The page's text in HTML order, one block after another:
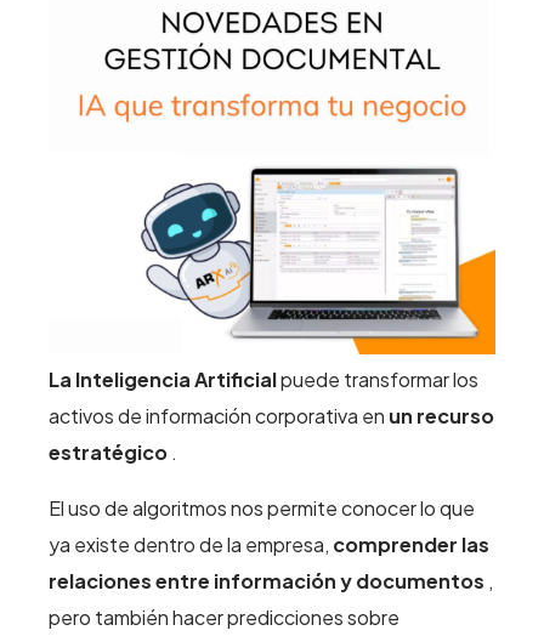
La Inteligencia Artificialpuede transformar los
activos de información corporativa en un recurso
estratégico.
El uso de algoritmos nos permite conocer lo que
ya existe dentro de la empresa, comprender las
relaciones entre información y documentos ,
pero también hacer predicciones sobre